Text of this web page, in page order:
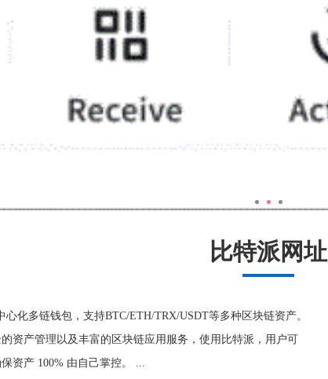
比特派网址
心化多链钱包，支持BTC/ETH/TRX/USDT等多种区块链资产。
资产管理以及丰富的区块链应用服务，使用比特派，用户可
资产 100% 由自己掌控。 ...